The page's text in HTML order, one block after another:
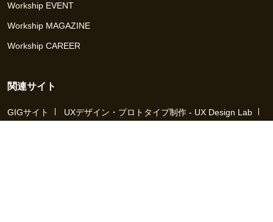
Workship EVENT
Workship MAGAZINE
Workship CAREER
関連サイト
GIGサイト
UXデザイン・プロトタイプ制作 - UX Design Lab